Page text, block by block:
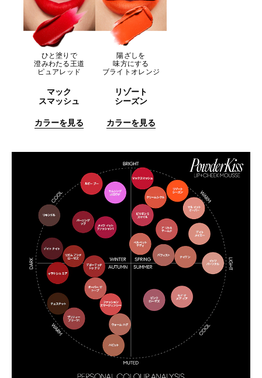
ひと塗りで
澄みわたる王道
ピュアレッド
マック
スマッシュ
カラーを見る
陽ざしを
味方にする
ブライトオレンジ
リゾート
シーズン
カラーを見る